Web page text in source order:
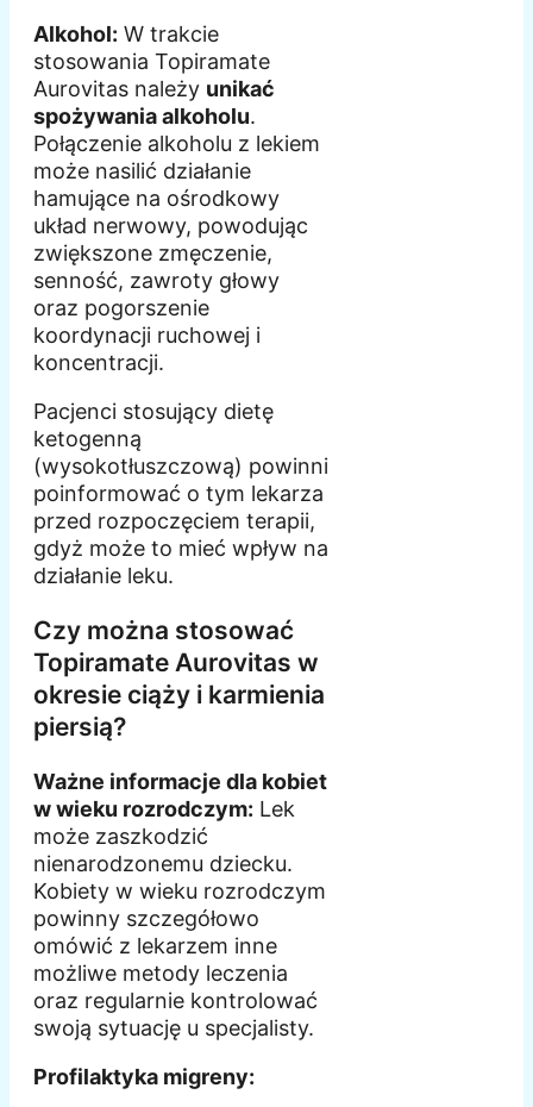
Alkohol: W trakcie
stosowania Topiramate
Aurovitas należy unikać
spożywania alkoholu.
Połączenie alkoholu z lekiem
może nasilić działanie
hamujące na ośrodkowy
układ nerwowy, powodując
zwiększone zmęczenie,
senność, zawroty głowy
oraz pogorszenie
koordynacji ruchowej i
koncentracji.
Pacjenci stosujący dietę
ketogenną
(wysokotłuszczową) powinni
poinformować o tym lekarza
przed rozpoczęciem terapii,
gdyż może to mieć wpływ na
działanie leku.
Czy można stosować
Topiramate Aurovitas w
okresie ciąży i karmienia
piersią?
Ważne informacje dla kobiet
w wieku rozrodczym: Lek
może zaszkodzić
nienarodzonemu dziecku.
Kobiety w wieku rozrodczym
powinny szczegółowo
omówić z lekarzem inne
możliwe metody leczenia
oraz regularnie kontrolować
swoją sytuację u specjalisty.
Profilaktyka migreny: